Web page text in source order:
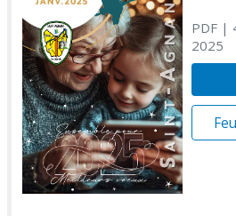
PDF|
2025